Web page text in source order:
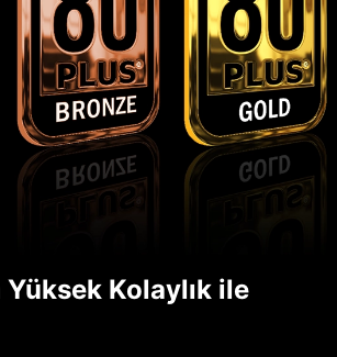
Yüksek Kolaylık ile